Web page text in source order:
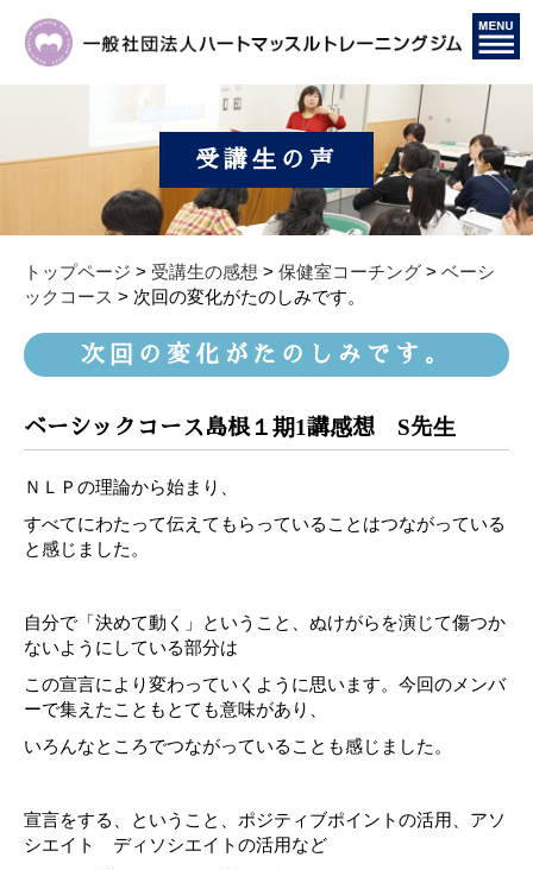
受講生の声
トップページ > 受講生の感想 > 保健室コーチング > ベーシ
ックコース > 次回の変化がたのしみです。
次回の変化がたのしみです。
ベーシックコース島根１期1講感想 S先生
ＮＬＰの理論から始まり、
すべてにわたって伝えてもらっていることはつながっている
と感じました。
自分で「決めて動く」ということ、ぬけがらを演じて傷つか
ないようにしている部分は
この宣言により変わっていくように思います。今回のメンバ
ーで集えたこともとても意味があり、
いろんなところでつながっていることも感じました。
宣言をする、ということ、ポジティブポイントの活用、アソ
シエイト ディソシエイトの活用など